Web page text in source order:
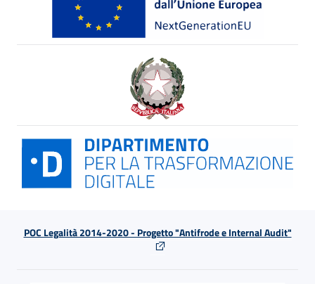
POC Legalità 2014-2020 - Progetto "Antifrode e Internal Audit"